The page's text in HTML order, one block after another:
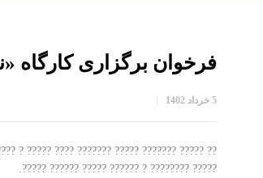
فرخوان برگزاری کارگاه
5 خرداد 1402
?? ??? ???? ????????? ??? ??? ????? ?? ?? ????
????? ???????? ? ?????? ????? ?????? ?????.